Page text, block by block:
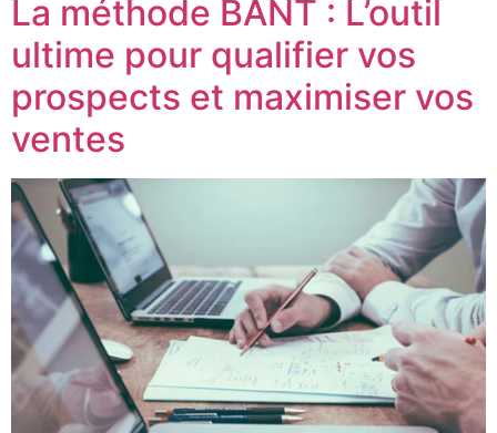
La méthode BANT : L’outil
ultime pour qualifier vos
prospects et maximiser vos
ventes